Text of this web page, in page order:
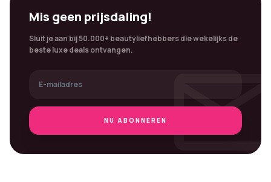
Mis geen prijsdaling!
Sluit je aan bij 50.000+ beautyliefhebbers die wekelijks de
beste luxe deals ontvangen.
NU ABONNEREN